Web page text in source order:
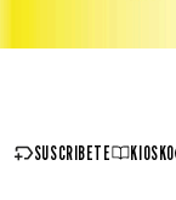
SUSCRIBETE KIOSKO